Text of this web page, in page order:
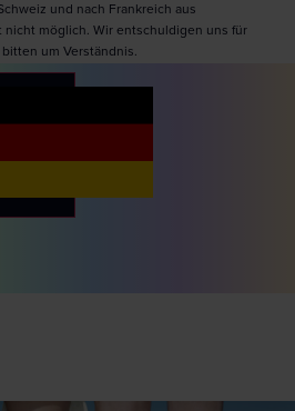
und nach Frankreich aus
möglich. Wir entschuldigen uns für
um Verständnis.